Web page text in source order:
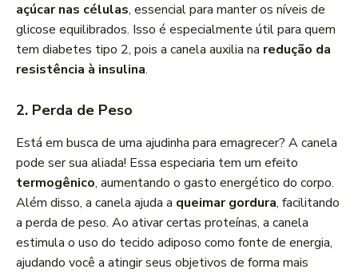
açúcar nas células, essencial para manter os níveis de
glicose equilibrados. Isso é especialmente útil para quem
tem diabetes tipo 2, pois a canela auxilia na redução da
resistência à insulina.
2. Perda de Peso
Está em busca de uma ajudinha para emagrecer? A canela
pode ser sua aliada! Essa especiaria tem um efeito
termogênico, aumentando o gasto energético do corpo.
Além disso, a canela ajuda a queimar gordura, facilitando
a perda de peso. Ao ativar certas proteínas, a canela
estimula o uso do tecido adiposo como fonte de energia,
ajudando você a atingir seus objetivos de forma mais